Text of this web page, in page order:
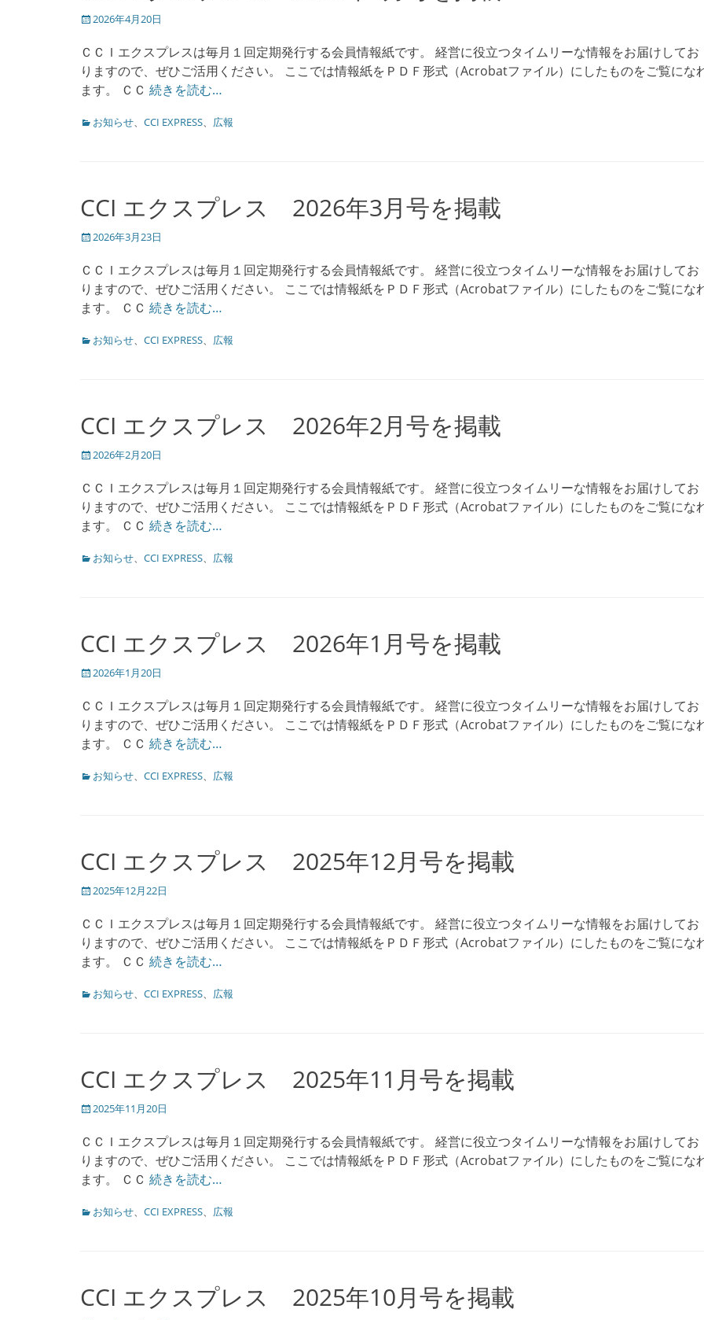
投
日
2026年4月20日
ＣＣＩエクスプレスは毎月１回定期発行する会員情報紙です。 経営に役立つタイムリーな情報をお届けしてお
りますので、ぜひご活用ください。 ここでは情報紙をＰＤＦ形式（Acrobatファイル）にしたものをご覧にな
ます。 ＣＣ 続きを読む…
カ お知らせ、 CCI EXPRESS、 広報
CCI エクスプレス 2026年3月号を掲載
投
日
2026年3月23日
ＣＣＩエクスプレスは毎月１回定期発行する会員情報紙です。 経営に役立つタイムリーな情報をお届けしてお
りますので、ぜひご活用ください。 ここでは情報紙をＰＤＦ形式（Acrobatファイル）にしたものをご覧にな
ます。 ＣＣ 続きを読む…
カ お知らせ、 CCI EXPRESS、 広報
CCI エクスプレス 2026年2月号を掲載
投
日
2026年2月20日
ＣＣＩエクスプレスは毎月１回定期発行する会員情報紙です。 経営に役立つタイムリーな情報をお届けしてお
りますので、ぜひご活用ください。 ここでは情報紙をＰＤＦ形式（Acrobatファイル）にしたものをご覧にな
ます。 ＣＣ 続きを読む…
カ お知らせ、 CCI EXPRESS、 広報
CCI エクスプレス 2026年1月号を掲載
投
日
2026年1月20日
ＣＣＩエクスプレスは毎月１回定期発行する会員情報紙です。 経営に役立つタイムリーな情報をお届けしてお
りますので、ぜひご活用ください。 ここでは情報紙をＰＤＦ形式（Acrobatファイル）にしたものをご覧にな
ます。 ＣＣ 続きを読む…
カ お知らせ、 CCI EXPRESS、 広報
CCI エクスプレス 2025年12月号を掲載
投
日
2025年12月22日
ＣＣＩエクスプレスは毎月１回定期発行する会員情報紙です。 経営に役立つタイムリーな情報をお届けしてお
りますので、ぜひご活用ください。 ここでは情報紙をＰＤＦ形式（Acrobatファイル）にしたものをご覧にな
ます。 ＣＣ 続きを読む…
カ お知らせ、 CCI EXPRESS、 広報
CCI エクスプレス 2025年11月号を掲載
投
日
2025年11月20日
ＣＣＩエクスプレスは毎月１回定期発行する会員情報紙です。 経営に役立つタイムリーな情報をお届けしてお
りますので、ぜひご活用ください。 ここでは情報紙をＰＤＦ形式（Acrobatファイル）にしたものをご覧にな
ます。 ＣＣ 続きを読む…
カ お知らせ、 CCI EXPRESS、 広報
CCI エクスプレス 2025年10月号を掲載